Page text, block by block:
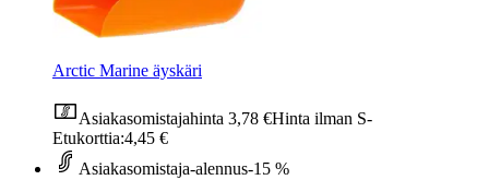
Arctic Marine äyskäri
Asiakasomistajahinta 3,78 €Hinta ilman S-
Etukorttia:4,45 €
Asiakasomistaja-alennus-15 %